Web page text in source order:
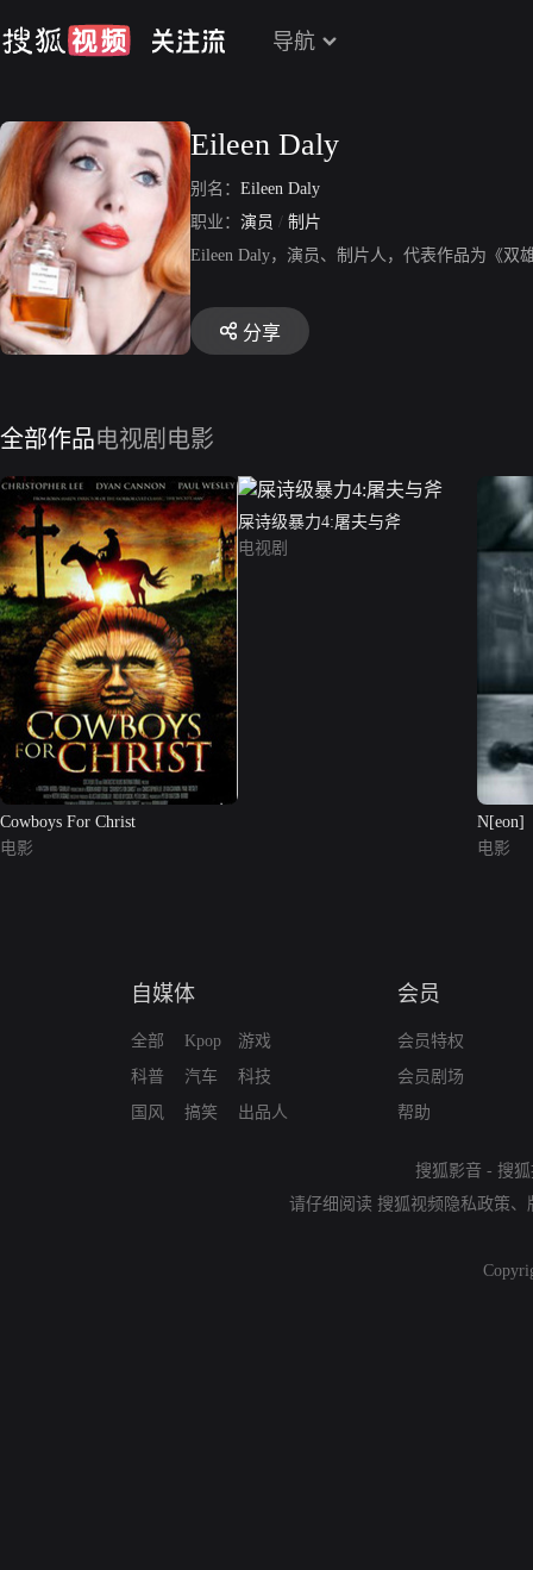
导航
Eileen Daly
别名： Eileen Daly
职业： 演员 / 制片
Eileen Daly，演员、制片人，代表作品为《双
分享
全部作品电视剧 电影
Cowboys For Christ
电影
屎诗级暴力4:屠夫与斧
电视剧
N[eon]
电影
自媒体
全部
科普
国风
Kpop
汽车
搞笑
游戏
科技
出品人
会员
会员特权
会员剧场
帮助
搜狐影音 - 搜
请仔细阅读 搜狐视频隐私政策、